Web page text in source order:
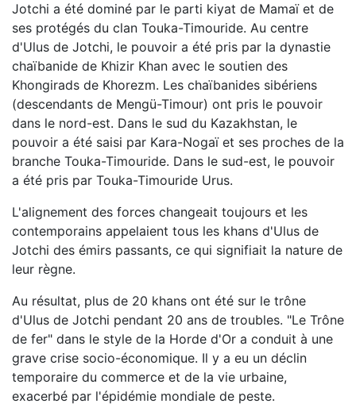
Jotchi a été dominé par le parti kiyat de Mamaï et de
ses protégés du clan Touka-Timouride. Au centre
d'Ulus de Jotchi, le pouvoir a été pris par la dynastie
chaïbanide de Khizir Khan avec le soutien des
Khongirads de Khorezm. Les chaïbanides sibériens
(descendants de Mengü-Timour) ont pris le pouvoir
dans le nord-est. Dans le sud du Kazakhstan, le
pouvoir a été saisi par Kara-Nogaï et ses proches de la
branche Touka-Timouride. Dans le sud-est, le pouvoir
a été pris par Touka-Timouride Urus.
L'alignement des forces changeait toujours et les
contemporains appelaient tous les khans d'Ulus de
Jotchi des émirs passants, ce qui signifiait la nature de
leur règne.
Au résultat, plus de 20 khans ont été sur le trône
d'Ulus de Jotchi pendant 20 ans de troubles. "Le Trône
de fer" dans le style de la Horde d'Or a conduit à une
grave crise socio-économique. Il y a eu un déclin
temporaire du commerce et de la vie urbaine,
exacerbé par l'épidémie mondiale de peste.